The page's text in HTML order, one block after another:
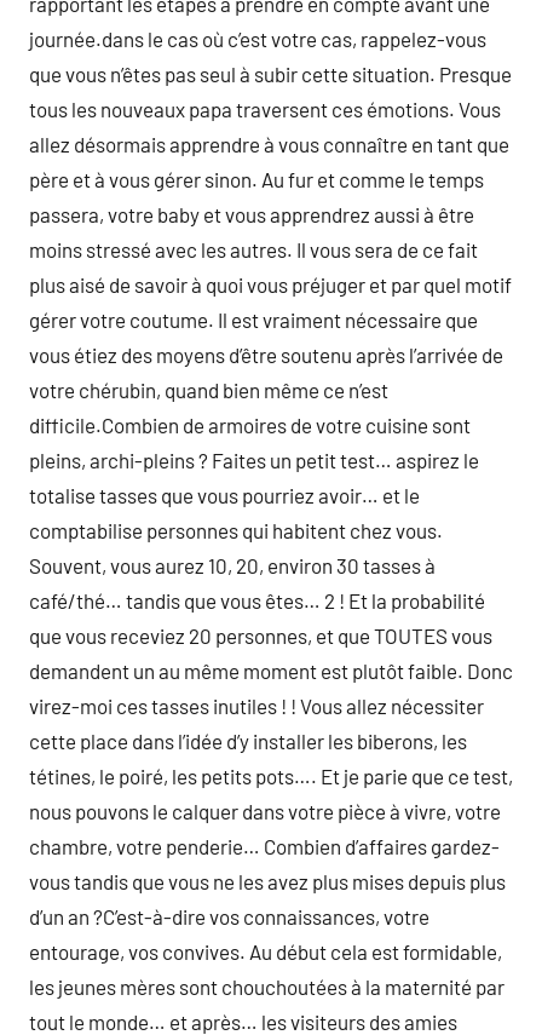
journée.dans le cas où c’est votre cas, rappelez-vous
que vous n’êtes pas seul à subir cette situation. Presque
tous les nouveaux papa traversent ces émotions. Vous
allez désormais apprendre à vous connaître en tant que
père et à vous gérer sinon. Au fur et comme le temps
passera, votre baby et vous apprendrez aussi à être
moins stressé avec les autres. Il vous sera de ce fait
plus aisé de savoir à quoi vous préjuger et par quel motif
gérer votre coutume. Il est vraiment nécessaire que
vous étiez des moyens d’être soutenu après l’arrivée de
votre chérubin, quand bien même ce n’est
difficile.Combien de armoires de votre cuisine sont
pleins, archi-pleins ? Faites un petit test… aspirez le
totalise tasses que vous pourriez avoir… et le
comptabilise personnes qui habitent chez vous.
Souvent, vous aurez 10, 20, environ 30 tasses à
café/thé… tandis que vous êtes… 2 ! Et la probabilité
que vous receviez 20 personnes, et que TOUTES vous
demandent un au même moment est plutôt faible. Donc
virez-moi ces tasses inutiles ! ! Vous allez nécessiter
cette place dans l’idée d’y installer les biberons, les
tétines, le poiré, les petits pots…. Et je parie que ce test,
nous pouvons le calquer dans votre pièce à vivre, votre
chambre, votre penderie… Combien d’affaires gardez-
vous tandis que vous ne les avez plus mises depuis plus
d’un an ?C’est-à-dire vos connaissances, votre
entourage, vos convives. Au début cela est formidable,
les jeunes mères sont chouchoutées à la maternité par
tout le monde… et après… les visiteurs des amies